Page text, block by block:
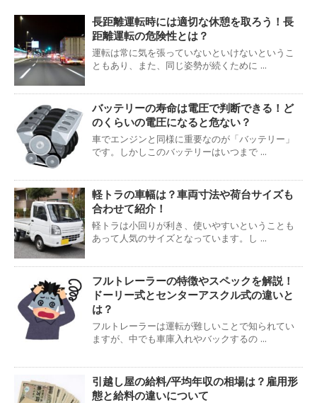
長距離運転時には適切な休憩を取ろう！長
距離運転の危険性とは？
運転は常に気を張っていないといけないというこ
ともあり、また、同じ姿勢が続くために ...
バッテリーの寿命は電圧で判断できる！ど
のくらいの電圧になると危ない？
車でエンジンと同様に重要なのが「バッテリー」
です。しかしこのバッテリーはいつまで ...
軽トラの車幅は？車両寸法や荷台サイズも
合わせて紹介！
軽トラは小回りが利き、使いやすいということも
あって人気のサイズとなっています。し ...
フルトレーラーの特徴やスペックを解説！
ドーリー式とセンターアスクル式の違いと
は？
フルトレーラーは運転が難しいことで知られてい
ますが、中でも車庫入れやバックするの ...
引越し屋の給料/平均年収の相場は？雇用形
態と給料の違いについて